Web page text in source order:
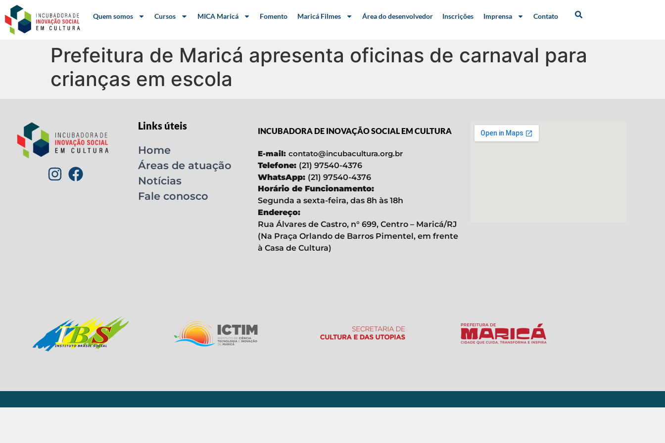
Quem somos Cursos MICA Maricá Fomento Maricá Filmes Área do desenvolvedor Inscrições Imprensa Contato
Prefeitura de Maricá apresenta oficinas de carnaval para
crianças em escola
Links úteis
Home
Áreas de atuação
Notícias
Fale conosco
INCUBADORA DE INOVAÇÃO SOCIAL EM CULTURA
E-mail: contato@incubacultura.org.br
Telefone: (21) 97540-4376
WhatsApp: (21) 97540-4376
Horário de Funcionamento:
Segunda a sexta-feira, das 8h às 18h
Endereço:
Rua Álvares de Castro, n° 699, Centro – Maricá/RJ
(Na Praça Orlando de Barros Pimentel, em frente
à Casa de Cultura)